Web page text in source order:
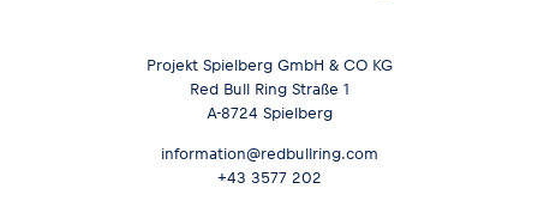
Projekt Spielberg GmbH & CO KG
Red Bull Ring Straße 1
A-8724 Spielberg
information@redbullring.com
+43 3577 202